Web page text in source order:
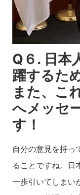
Q６. 日本
躍するた
また、こ
へメッセ
す！
自分の意見を持っ
ることですね。日
一歩引いてしまい